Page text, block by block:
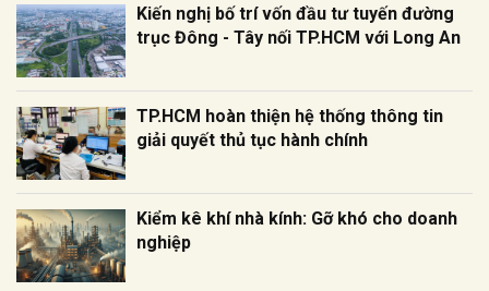
Kiến nghị bố trí vốn đầu tư tuyến đường
trục Đông - Tây nối TP.HCM với Long An
TP.HCM hoàn thiện hệ thống thông tin
giải quyết thủ tục hành chính
Kiểm kê khí nhà kính: Gỡ khó cho doanh
nghiệp